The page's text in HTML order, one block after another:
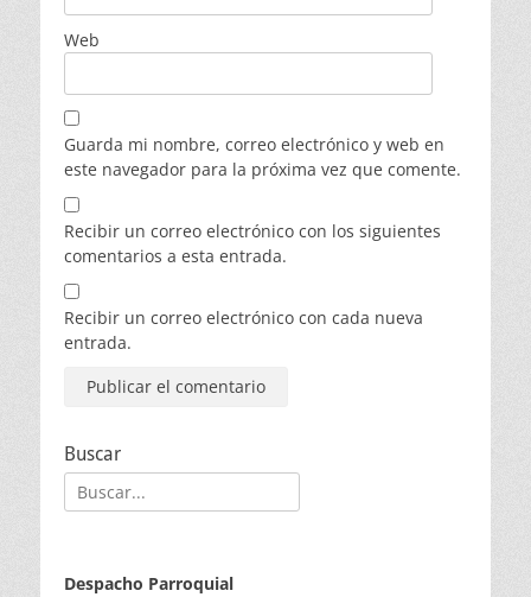
Web
Guarda mi nombre, correo electrónico y web en
este navegador para la próxima vez que comente.
Recibir un correo electrónico con los siguientes
comentarios a esta entrada.
Recibir un correo electrónico con cada nueva
entrada.
Buscar
Buscar:
Despacho Parroquial